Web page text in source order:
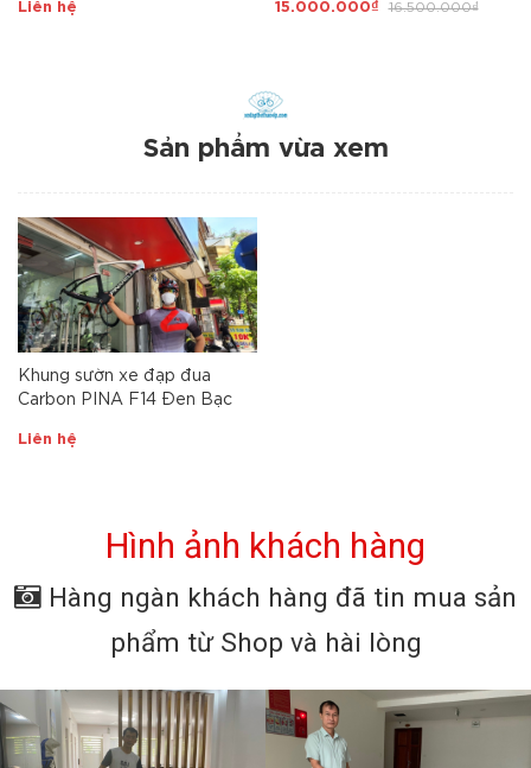
Liên hệ
cao 6,5cm, căm 24/24H, MÃ
15.000.000₫ 16.500.000₫
Sản phẩm vừa xem
Khung sườn xe đạp đua
Carbon PINA F14 Đen Bạc
Liên hệ
Hình ảnh khách hàng
Hàng ngàn khách hàng đã tin mua sản
phẩm từ Shop và hài lòng